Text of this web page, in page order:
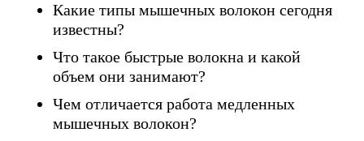
Какие типы мышечных волокон сегодня
известны?
Что такое быстрые волокна и какой
объем они занимают?
Чем отличается работа медленных
мышечных волокон?